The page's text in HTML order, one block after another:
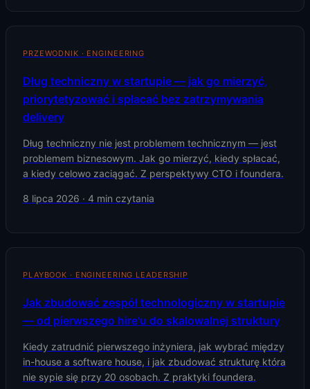
PRZEWODNIK · ENGINEERING
Dług techniczny w startupie — jak go mierzyć,
priorytetyzować i spłacać bez zatrzymywania
delivery
Dług techniczny nie jest problemem technicznym — jest
problemem biznesowym. Jak go mierzyć, kiedy spłacać,
a kiedy celowo zaciągać. Z perspektywy CTO i foundera.
8 lipca 2026 · 4 min czytania
PLAYBOOK · ENGINEERING LEADERSHIP
Jak zbudować zespół technologiczny w startupie
— od pierwszego hire'u do skalowalnej struktury
Kiedy zatrudnić pierwszego inżyniera, jak wybrać między
in-house a software house, i jak zbudować strukturę która
nie sypie się przy 20 osobach. Z praktyki foundera.